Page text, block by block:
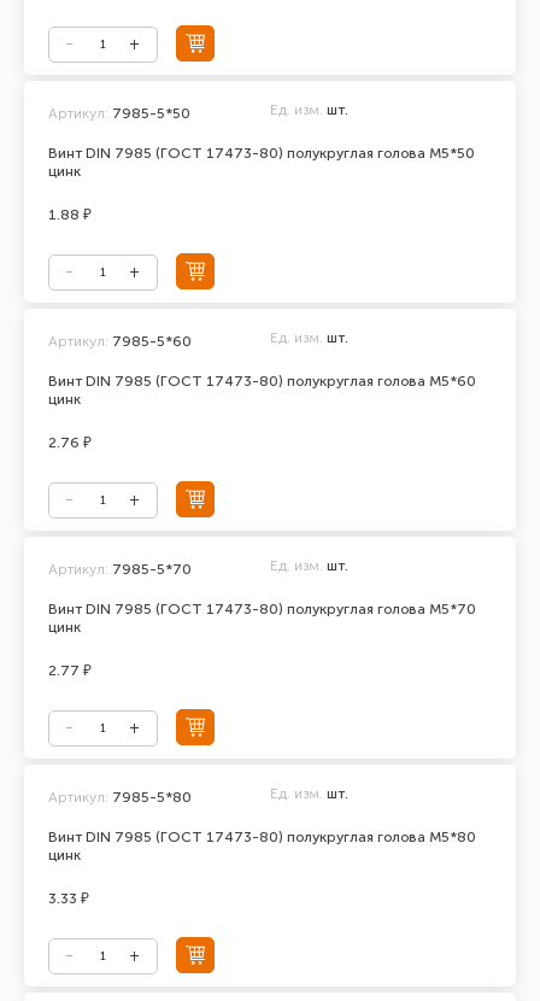
Винт DIN 7985 (ГОСТ 17473-80) полукруглая голова М5*50
цинк
Артикул: 7985-5*50 Ед. изм. шт.
1.88 ₽
Винт DIN 7985 (ГОСТ 17473-80) полукруглая голова М5*60
цинк
Артикул: 7985-5*60 Ед. изм. шт.
2.76 ₽
Винт DIN 7985 (ГОСТ 17473-80) полукруглая голова М5*70
цинк
Артикул: 7985-5*70 Ед. изм. шт.
2.77 ₽
Винт DIN 7985 (ГОСТ 17473-80) полукруглая голова М5*80
цинк
Артикул: 7985-5*80 Ед. изм. шт.
3.33 ₽